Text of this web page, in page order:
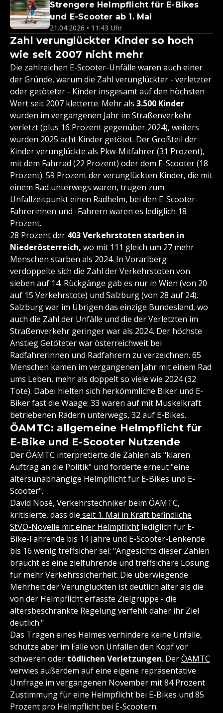
Strengere Helmpflicht für E-Bikes
und E-Scooter ab 1. Mai
21.04.2026 • 11:43 Uhr
Zahl verunglückter Kinder so hoch
wie seit 2007 nicht mehr
Die zahlreichen E-Scooter-Unfälle waren auch einer
der Gründe, warum die Zahl verunglückter - verletzter
oder getöteter - Kinder insgesamt auf den höchsten
Wert seit 2007 kletterte. Mehr als 3.500 Kinder
wurden im vergangenen Jahr im Straßenverkehr
verletzt (plus 16 Prozent gegenüber 2024), weiters
wurden 2025 acht Kinder getötet. Der Großteil der
Kinder verunglückte als Pkw-Mitfahrer (31 Prozent),
mit dem Fahrrad (22 Prozent) oder dem E-Scooter (18
Prozent). 59 Prozent der verunglückten Kinder, die mit
einem Rad unterwegs waren, trugen zum
Unfallzeitpunkt einen Radhelm, bei den E-Scooter-
Fahrerinnen und -Fahrern waren es lediglich 18
Prozent.
28 Prozent der 403 Verkehrstoten starben in
Niederösterreich, wo mit 111 gleich um 27 mehr
Menschen starben als 2024. In Vorarlberg
verdoppelte sich die Zahl der Verkehrstoten von
sieben auf 14. Rückgänge gab es nur in Wien (von 20
auf 15 Verkehrstote) und Salzburg (von 28 auf 24).
Salzburg war im Übrigen das einzige Bundesland, wo
auch die Zahl der Unfälle und die der Verletzten im
Straßenverkehr geringer war als 2024. Der höchste
Anstieg Getöteter war österreichweit bei
Radfahrerinnen und Radfahrern zu verzeichnen. 65
Menschen kamen im vergangenen Jahr mit einem Rad
ums Leben, mehr als doppelt so viele wie 2024 (32
Tote). Dabei hielten sich herkömmliche Biker und E-
Biker fast die Waage: 33 waren auf mit Muskelkraft
betriebenen Rädern unterwegs, 32 auf E-Bikes.
ÖAMTC: allgemeine Helmpflicht für
E-Bike und E-Scooter Nutzende
Der ÖAMTC interpretierte die Zahlen als "klaren
Auftrag an die Politik" und forderte erneut "eine
altersunabhängige Helmpflicht für E-Bikes und E-
Scooter".
David Nosé, Verkehrstechniker beim ÖAMTC,
kritisierte, dass die seit 1. Mai in Kraft befindliche
StVO-Novelle mit einer Helmpflicht lediglich für E-
Bike-Fahrende bis 14 Jahre und E-Scooter-Lenkende
bis 16 wenig treffsicher sei: "Angesichts dieser Zahlen
braucht es eine zielführende und treffsichere Lösung
für mehr Verkehrssicherheit. Die überwiegende
Mehrheit der Verunglückten ist deutlich älter als die
von der Helmpflicht erfasste Zielgruppe - die
altersbeschränkte Regelung verfehlt daher ihr Ziel
deutlich."
Das Tragen eines Helmes verhindere keine Unfälle,
schütze aber im Falle von Unfällen den Kopf vor
schweren oder tödlichen Verletzungen. DerÖAMTC
verwies außerdem auf eine eigene repräsentative
Umfrage im vergangenen November mit 84 Prozent
Zustimmung für eine Helmpflicht bei E-Bikes und 85
Prozent pro Helmpflicht bei E-Scootern.